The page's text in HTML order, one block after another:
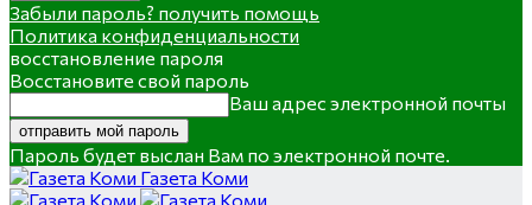
Забыли пароль? получить помощь
Политика конфиденциальности
восстановление пароля
Восстановите свой пароль
Ваш адрес электронной почты
Пароль будет выслан Вам по электронной почте.
Газета Коми